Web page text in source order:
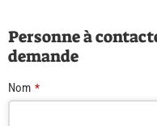
Personne à
demande
Nom *